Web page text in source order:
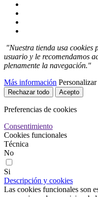
"Nuestra tienda usa
usuario y le recomendamos
plenamente la navegación."
Más información
Rechazar todo Acepto
Preferencias de cookies
Consentimiento
Cookies funcionales
Técnica
No
Si
Descripción y cookies
Las cookies funcionales son